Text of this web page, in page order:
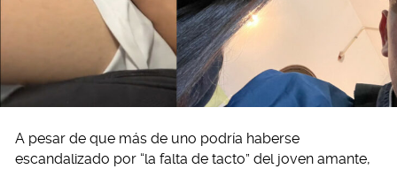
A pesar de que más de uno podría haberse
escandalizado por “la falta de tacto” del joven amante,